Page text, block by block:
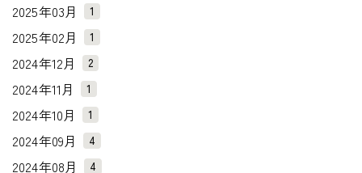
2025年03月 1
2025年02月 1
2024年12月 2
2024年11月 1
2024年10月 1
2024年09月 4
2024年08月 4